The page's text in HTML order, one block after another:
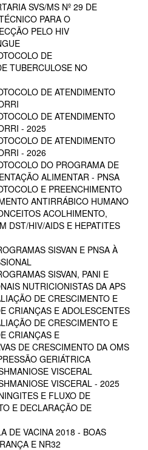
SVS/MS Nº 29 DE
PARA O
PELO HIV
DE
TUBERCULOSE NO
DE ATENDIMENTO
DE ATENDIMENTO
- 2025
DE ATENDIMENTO
- 2026
DO PROGRAMA DE
ALIMENTAR - PNSA
E PREENCHIMENTO
ANTIRRÁBICO HUMANO
ACOLHIMENTO,
DST/HIV/AIDS E HEPATITES
SISVAN E PNSA À
SISVAN, PANI E
NUTRICIONISTAS DA APS
DE CRESCIMENTO E
CRIANÇAS E ADOLESCENTES
DE CRESCIMENTO E
CRIANÇAS E
DE CRESCIMENTO DA OMS
GERIÁTRICA
VISCERAL
VISCERAL - 2025
E FLUXO DE
E DECLARAÇÃO DE
DE VACINA 2018 - BOAS
E NR32